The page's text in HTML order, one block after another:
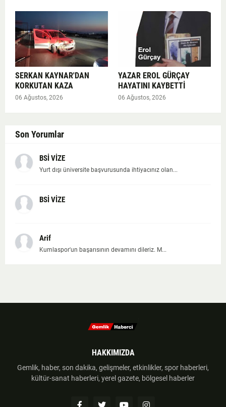
SERKAN KAYNAR'DAN
KORKUTAN KAZA
06 Ağustos, 2026
YAZAR EROL GÜRÇAY
HAYATINI KAYBETTİ
06 Ağustos, 2026
Son Yorumlar
BSİ VİZE
Yurt dışı üniversite başvurusunda ihtiyacınız olan...
BSİ VİZE
Arif
Kumlaspor'un başarısının devamını dileriz. M...
HAKKIMIZDA
Gemlik, haber, son dakika, gelişmeler, etkinlikler, spor haberleri,
kültür-sanat haberleri, yerel gazete, bölgesel haberler